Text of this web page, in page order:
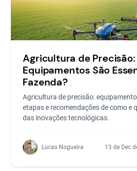
Agricultura de Precisão:
Equipamentos São
Fazenda?
Agricultura de precisão:
etapas e recomendações de como e
das inovações tecnológicas.
Lucas Nogueira 13 de Dec